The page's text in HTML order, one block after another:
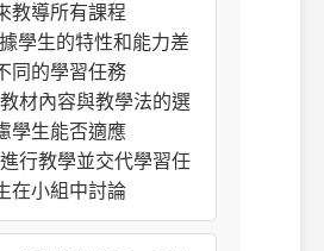
教導所有課程
學生的特性和能力差
同的學習任務
材內容與教學法的選
學生能否適應
行教學並交代學習任
在小組中討論